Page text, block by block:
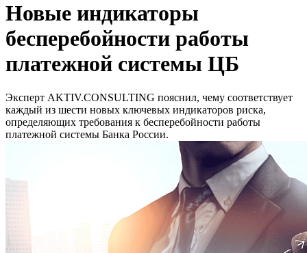
Новые индикаторы
бесперебойности работы
платежной системы ЦБ
Эксперт AKTIV.CОNSULTING пояснил, чему соответствует
каждый из шести новых ключевых индикаторов риска,
определяющих требования к бесперебойности работы
платежной системы Банка России.